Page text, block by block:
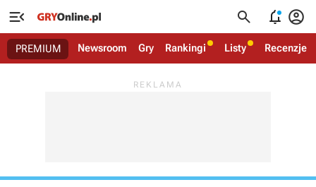
   
PREMIUM Newsroom Gry Rankingi Listy Recenzje